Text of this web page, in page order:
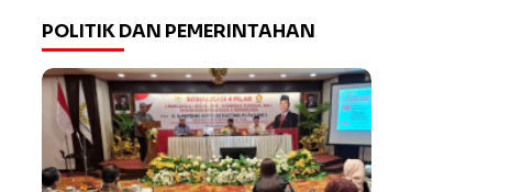
POLITIK DAN PEMERINTAHAN